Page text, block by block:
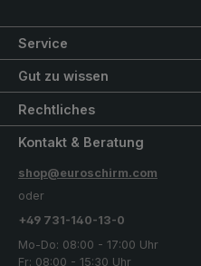
Service
Gut zu wissen
Rechtliches
Kontakt & Beratung
shop@euroschirm.com
oder
+49 731-140-13-0
Mo-Do: 08:00 - 17:00 Uhr
Fr: 08:00 - 15:30 Uhr